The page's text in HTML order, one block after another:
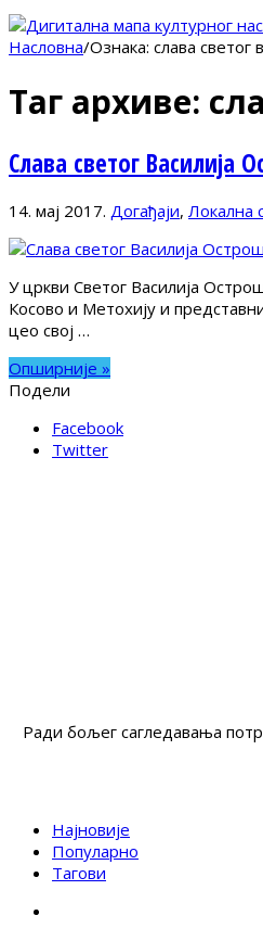
Насловна/Ознака: слава светог
Таг архиве:
Слава светог Василија
14. мај 2017. Догађаји, Локална
У цркви Светог Василија
Косово и Метохију и
цео свој …
Опширније »
Подели
Facebook
Twitter
Ради бољег сагледавања
Најновије
Популарно
Тагови